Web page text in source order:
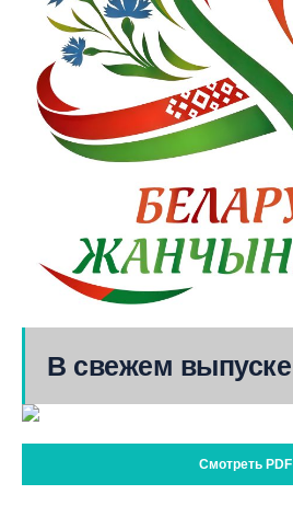
В свежем выпуске
Смотреть PDF